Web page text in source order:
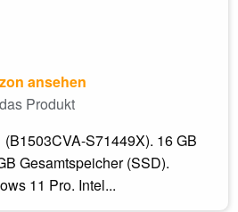
ansehen
Produkt
S71449X). 16 GB
Gesamtspeicher (SSD).
11 Pro. Intel...